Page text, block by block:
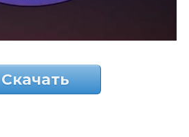
Скачать